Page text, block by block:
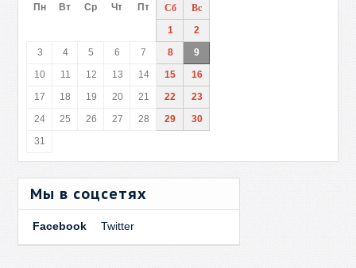
Пн
Вт Ср Чт Пт Сб
Вс
1
2
3
4 5 6 7 8
9
10
11 12 13 14 15
16
17
18 19 20 21 22
23
24
25 26 27 28 29
30
31
Мы в соцсетях
Facebook Twitter